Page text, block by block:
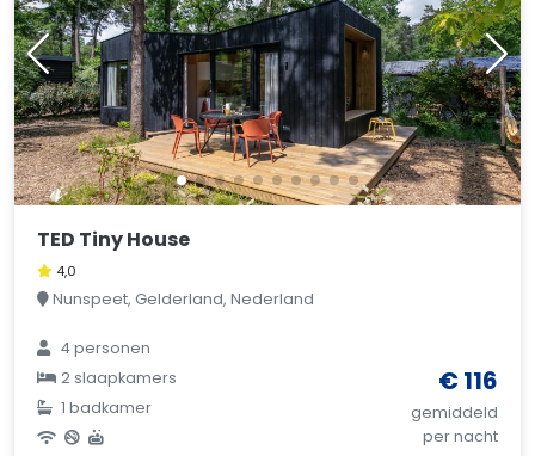
TED Tiny House
4,0
Nunspeet, Gelderland, Nederland
4 personen
2 slaapkamers
1 badkamer
€ 116
gemiddeld
per nacht